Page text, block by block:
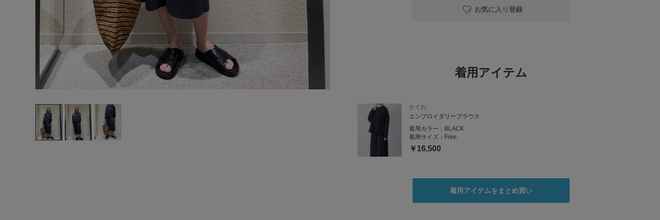
お気に入り登録
着用アイテム
かぐれ
エンブロイダリーブラウス
着用カラー： BLACK
着用サイズ： Free
￥16,500
着用アイテムをまとめ買い